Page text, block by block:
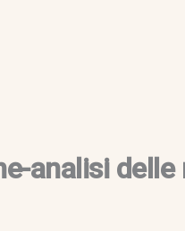
analisi